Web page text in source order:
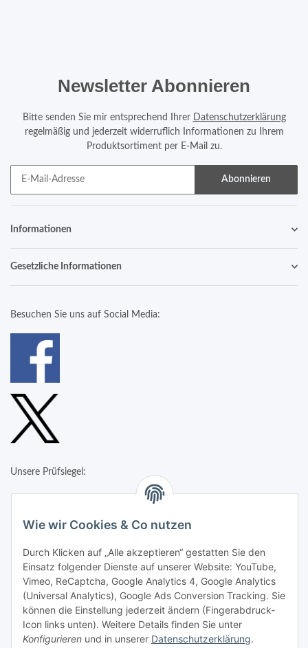
Newsletter Abonnieren
Bitte senden Sie mir entsprechend Ihrer
Datenschutzerklärung
regelmäßig und jederzeit widerruflich Informationen zu Ihrem
Produktsortiment per E-Mail zu.
Abonnieren
Informationen
Gesetzliche Informationen
Besuchen Sie uns auf Social Media:
Unsere Prüfsiegel:
Wie wir Cookies & Co nutzen
Durch Klicken auf „Alle akzeptieren“ gestatten Sie den
Einsatz folgender Dienste auf unserer Website: YouTube,
Vimeo, ReCaptcha, Google Analytics 4, Google Analytics
(Universal Analytics), Google Ads Conversion Tracking. Sie
können die Einstellung jederzeit ändern (Fingerabdruck-
Icon links unten). Weitere Details finden Sie unter
Konfigurieren und in unserer Datenschutzerklärung.